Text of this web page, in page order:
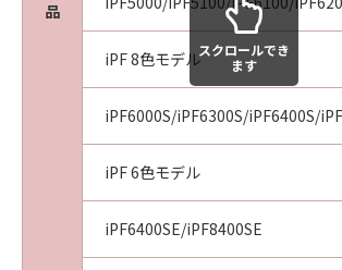
Consistent with 48 C.F.R. 12.212
227.7202-1 through 227.7202-4
all U.S. Government End Users
herein. Manufacturer is Canon
Shimomaruko 3-chome, Ohta-ku,
8501, Japan.
本条において、"the Software"と
契約における「本ソフトウエア」を
のとします。
品
iPF 8色モデル
iPF6000S/iPF6300S/iPF6400S/
iPF 6色モデル
iPF6400SE/iPF8400SE
スクロールでき
ます